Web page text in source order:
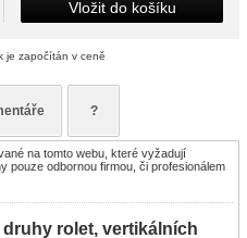
Vložit do košíku
je započítán v ceně
?
na tomto webu, které vyžadují
pouze odbornou firmou, či profesionálem
rolet, vertikálních